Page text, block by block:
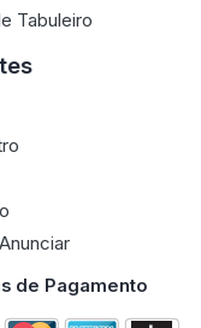
Tabuleiro
de Pagamento